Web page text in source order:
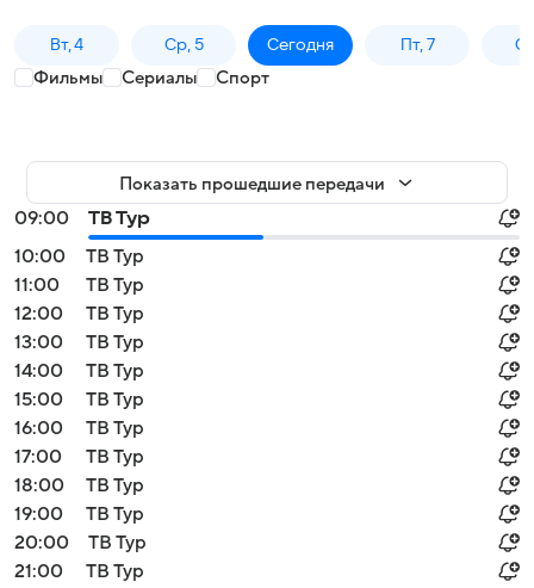
Вт, 4 Ср, 5 Сегодня Пт, 7
Фильмы Сериалы Спорт
Показать прошедшие передачи
09:00
ТВ Тур
10:00
ТВ Тур
11:00
ТВ Тур
12:00
ТВ Тур
13:00
ТВ Тур
14:00
ТВ Тур
15:00
ТВ Тур
16:00
ТВ Тур
17:00
ТВ Тур
18:00
ТВ Тур
19:00
ТВ Тур
20:00
ТВ Тур
21:00
ТВ Тур